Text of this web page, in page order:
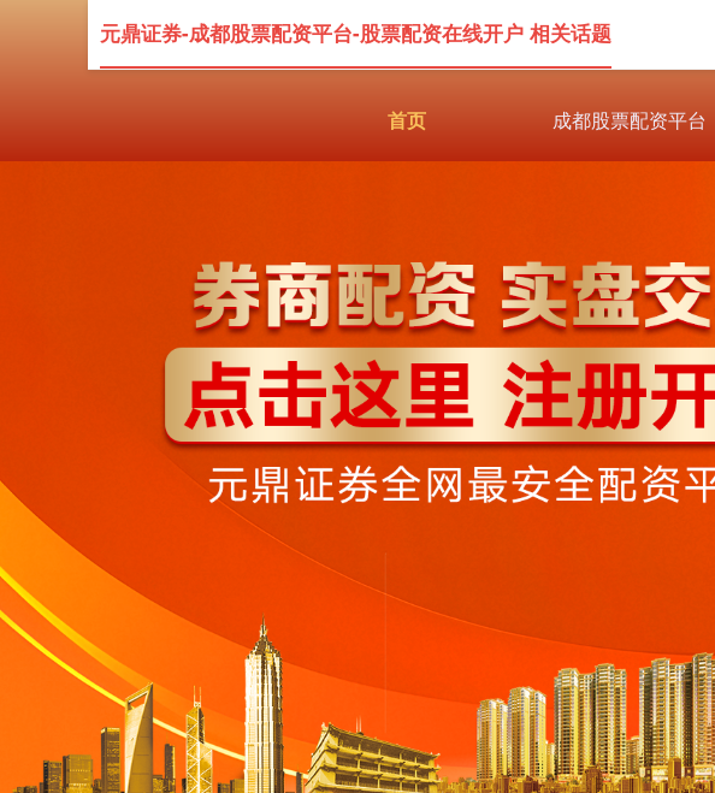
首页 成都股票配资平台
元鼎证券-成都股票配资平台-股票配资在线开户 相关话题